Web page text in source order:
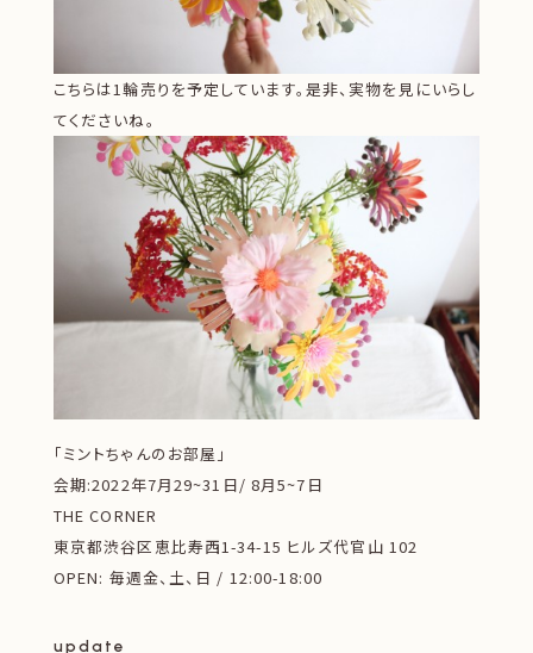
こちらは1輪売りを予定しています。是非、実物を見にいらし
てくださいね。
「ミントちゃんのお部屋」
会期:2022年7月29~31日/ 8月5~7日
THE CORNER
東京都渋谷区恵比寿西1-34-15 ヒルズ代官山 102
OPEN: 毎週金、土、日 / 12:00-18:00
update